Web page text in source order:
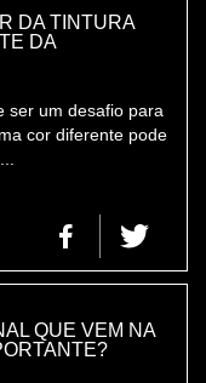
DA TINTURA
DA
ser um desafio para
cor diferente pode
QUE VEM NA